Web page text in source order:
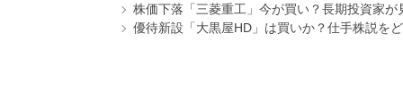
株価下落「三菱重工」今が買い？長期投資家
優待新設「大黒屋HD」は買いか？仕手株説を